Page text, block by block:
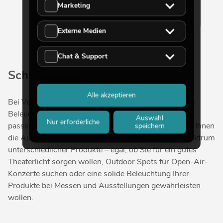
Scheinwerfer
Bei Veranstaltungen und Partys gehört eine adäquate
Beleuchtung einfach dazu. Bei uns finden Sie die
passenden Scheinwerfer für jedes Einsatzgebiet. Um Ihnen
die Auswahl zu erleichtern, bieten wir ein breites Spektrum
unterschiedlicher Produkte – egal, ob Sie für ein gutes
Theaterlicht sorgen wollen, Outdoor Spots für Open-Air-
Konzerte suchen oder eine solide Beleuchtung Ihrer
Produkte bei Messen und Ausstellungen gewährleisten
wollen.
Marketing
Externe Medien
Chat & Support
Nur erforderliche
Auswahl
speichern
Alle akzeptieren